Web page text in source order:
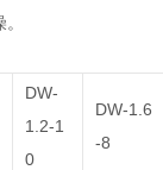
DW-
1.2-1
0
DW-1.6
-8